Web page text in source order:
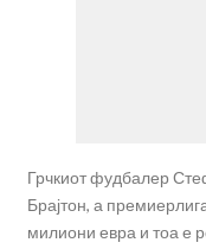
Грчкиот фудбалер
Брајтон, а
милиони евра и тоа е